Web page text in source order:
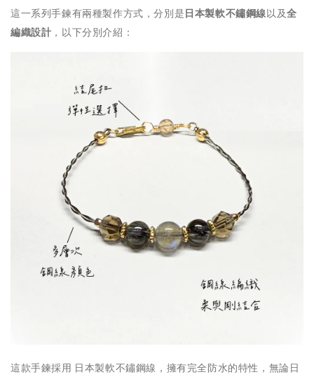
這一系列手鍊有兩種製作方式，分別是日本製軟不鏽鋼線以及全
編織設計 ，以下分別介紹：
這款手鍊採用 日本製軟不鏽鋼線，擁有完全防水的特性，無論日